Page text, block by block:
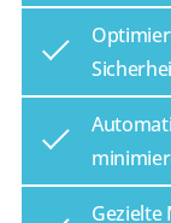
Gezielte